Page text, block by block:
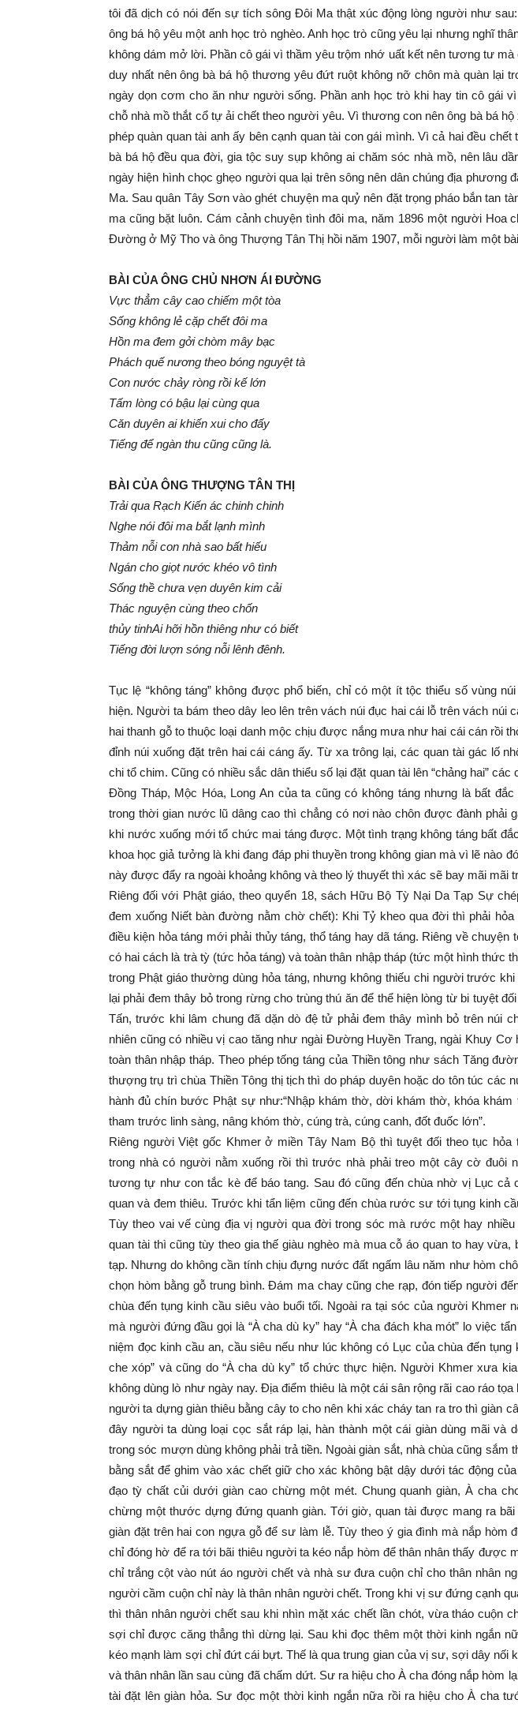
tôi đã dịch có nói đến sự tích sông Đôi Ma thật xúc động lòng người như
ông bá hộ yêu một anh học trò nghèo. Anh học trò cũng yêu lại nhưng nghĩ
không dám mở lời. Phần cô gái vì thầm yêu trộm nhớ uất kết nên tương tư
duy nhất nên ông bà bá hộ thương yêu đứt ruột không nỡ chôn mà quàn lại
ngày dọn cơm cho ăn như người sống. Phần anh học trò khi hay tin cô gái
chỗ nhà mồ thắt cổ tự ải chết theo người yêu. Vì thương con nên ông bà bá
phép quàn quan tài anh ấy bên cạnh quan tài con gái mình. Vì cả hai đều
bà bá hộ đều qua đời, gia tộc suy sụp không ai chăm sóc nhà mồ, nên lâu
ngày hiện hình chọc ghẹo người qua lại trên sông nên dân chúng địa phương
Ma. Sau quân Tây Sơn vào ghét chuyện ma quỷ nên đặt trọng pháo bắn tan
ma cũng bặt luôn. Cám cảnh chuyện tình đôi ma, năm 1896 một người Hoa
Đường ở Mỹ Tho và ông Thượng Tân Thị hồi năm 1907, mỗi người làm một
BÀI CỦA ÔNG CHỦ NHƠN ÁI ĐƯỜNG
Vực thẳm cây cao chiếm một tòa
Sống không lẻ cặp chết đôi ma
Hồn ma đem gởi chòm mây bạc
Phách quế nương theo bóng nguyệt tà
Con nước chảy ròng rồi kế lớn
Tấm lòng có bậu lại cùng qua
Căn duyên ai khiến xui cho đấy
Tiếng để ngàn thu cũng cũng là.
BÀI CỦA ÔNG THƯỢNG TÂN THỊ
Trải qua Rạch Kiến ác chinh chinh
Nghe nói đôi ma bắt lạnh mình
Thảm nỗi con nhà sao bất hiếu
Ngán cho giọt nước khéo vô tình
Sống thề chưa vẹn duyên kim cải
Thác nguyện cùng theo chốn
thủy tinhAi hỡi hồn thiêng như có biết
Tiếng đời lượn sóng nỗi lênh đênh.
Tục lệ “không táng” không được phổ biến, chỉ có một ít tộc thiểu số vùng
hiện. Người ta bám theo dây leo lên trên vách núi đục hai cái lỗ trên vách núi
hai thanh gỗ to thuộc loại danh mộc chịu được nắng mưa như hai cái cán rồi
đỉnh núi xuống đặt trên hai cái cáng ấy. Từ xa trông lại, các quan tài gác lố
chi tổ chim. Cũng có nhiều sắc dân thiểu số lại đặt quan tài lên “chảng hai”
Đồng Tháp, Mộc Hóa, Long An của ta cũng có không táng nhưng là bất
trong thời gian nước lũ dâng cao thì chẳng có nơi nào chôn được đành phải
khi nước xuống mới tổ chức mai táng được. Một tình trạng không táng bất
khoa học giả tưởng là khi đang đáp phi thuyền trong không gian mà vì lẽ nào
này được đẩy ra ngoài khoảng không và theo lý thuyết thì xác sẽ bay mãi mãi
Riêng đối với Phật giáo, theo quyển 18, sách Hữu Bộ Tỳ Nại Da Tạp Sự
đem xuống Niết bàn đường nằm chờ chết): Khi Tỷ kheo qua đời thì phải
điều kiện hỏa táng mới phải thủy táng, thổ táng hay dã táng. Riêng về chuyện
có hai cách là trà tỳ (tức hỏa táng) và toàn thân nhập tháp (tức một hình thức
trong Phật giáo thường dùng hỏa táng, nhưng không thiếu chi người trước
lại phải đem thây bỏ trong rừng cho trùng thú ăn để thể hiện lòng từ bi tuyệt
Tấn, trước khi lâm chung đã dặn dò đệ tử phải đem thây mình bỏ trên núi
nhiên cũng có nhiều vị cao tăng như ngài Đường Huyền Trang, ngài Khuy Cơ
toàn thân nhập tháp. Theo phép tống táng của Thiền tông như sách Tăng
thượng trụ trì chùa Thiền Tông thị tịch thì do pháp duyên hoặc do tôn túc các
hành đủ chín bước Phật sự như:“Nhập khám thờ, dời khám thờ, khóa
tham trước linh sàng, nâng khóm thờ, cúng trà, cúng canh, đốt đuốc lớn”.
Riêng người Việt gốc Khmer ở miền Tây Nam Bộ thì tuyệt đối theo tục hỏa
trong nhà có người nằm xuống rồi thì trước nhà phải treo một cây cờ đuôi
tương tự như con tắc kè để báo tang. Sau đó cũng đến chùa nhờ vị Lục cả
quan và đem thiêu. Trước khi tẩn liệm cũng đến chùa rước sư tới tụng kinh
Tùy theo vai vế cùng địa vị người qua đời trong sóc mà rước một hay
quan tài thì cũng tùy theo gia thế giàu nghèo mà mua cỗ áo quan to hay vừa,
tạp. Nhưng do không cần tính chịu đựng nước đất ngấm lâu năm như hòm
chọn hòm bằng gỗ trung bình. Đám ma chay cũng che rạp, đón tiếp người
chùa đến tụng kinh cầu siêu vào buổi tối. Ngoài ra tại sóc của người Khmer
mà người đứng đầu gọi là “À cha dù ky” hay “À cha đách kha mót” lo việc
niệm đọc kinh cầu an, cầu siêu nếu như lúc không có Lục của chùa đến tụng
che xóp” và cũng do “À cha dù ky” tổ chức thực hiện. Người Khmer xưa
không dùng lò như ngày nay. Địa điểm thiêu là một cái sân rộng rãi cao ráo
người ta dựng giàn thiêu bằng cây to cho nên khi xác cháy tan ra tro thì giàn
đây người ta dùng loại cọc sắt ráp lại, hàn thành một cái giàn dùng mãi và
trong sóc mượn dùng không phải trả tiền. Ngoài giàn sắt, nhà chùa cũng sắm
bằng sắt để ghim vào xác chết giữ cho xác không bật dậy dưới tác động
đạo tỳ chất củi dưới giàn cao chừng một mét. Chung quanh giàn, À cha
chừng một thước dựng đứng quanh giàn. Tới giờ, quan tài được mang ra
giàn đặt trên hai con ngựa gỗ để sư làm lễ. Tùy theo ý gia đình mà nắp hòm
chỉ đóng hờ để ra tới bãi thiêu người ta kéo nắp hòm để thân nhân thấy được
chỉ trắng cột vào nút áo người chết và nhà sư đưa cuộn chỉ cho thân nhân
người cầm cuộn chỉ này là thân nhân người chết. Trong khi vị sư đứng cạnh
thì thân nhân người chết sau khi nhìn mặt xác chết lần chót, vừa tháo cuộn
sợi chỉ được căng thẳng thì dừng lại. Sau khi đọc thêm một thời kinh ngắn
kéo mạnh làm sợi chỉ đứt cái bựt. Thế là qua trung gian của vị sư, sợi dây nối
và thân nhân lần sau cùng đã chấm dứt. Sư ra hiệu cho À cha đóng nắp hòm
tài đặt lên giàn hỏa. Sư đọc một thời kinh ngắn nữa rồi ra hiệu cho À cha